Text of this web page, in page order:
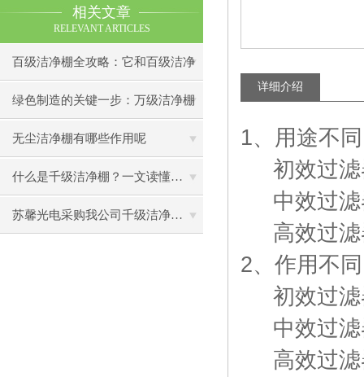
相关文章
RELEVANT ARTICLES
百级洁净棚全攻略：它和百级洁净
室到底有什么区别？
绿色制造的关键一步：万级洁净棚
助力环保型半导体产业发展
无尘洁净棚有哪些作用呢
什么是千级洁净棚？一文读懂其结构特点与局部净化优势
苏馨光电采购我公司千级洁净棚普通工作台一批（7月07日）已顺利交货
详细介绍
1、用途不同
初效过滤
中效过滤
高效过滤
2、作用不同
初效过滤
中效过滤
高效过滤